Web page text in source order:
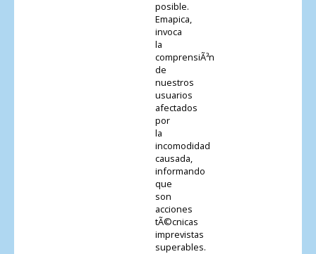
posible.
Emapica,
invoca
la
comprensiÃ³n
de
nuestros
usuarios
afectados
por
la
incomodidad
causada,
informando
que
son
acciones
tÃ©cnicas
imprevistas
superables.